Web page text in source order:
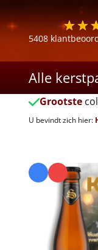
5408
Alle
Grootste
U bevindt zich hier: